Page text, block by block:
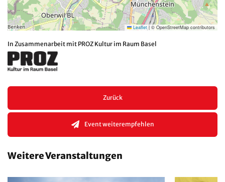
Leaflet | © OpenStreetMap contributors
In Zusammenarbeit mit PROZ Kultur im Raum Basel
Zurück
Event weiterempfehlen
Weitere Veranstaltungen